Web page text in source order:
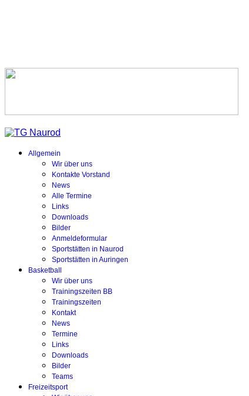
Allgemein
Wir über uns
Kontakte Vorstand
News
Alle Termine
Links
Downloads
Bilder
Anmeldeformular
Sportstätten in Naurod
Sportstätten in Auringen
Basketball
Wir über uns
Trainingszeiten BB
Trainingszeiten
Kontakt
News
Termine
Links
Downloads
Bilder
Teams
Freizeitsport